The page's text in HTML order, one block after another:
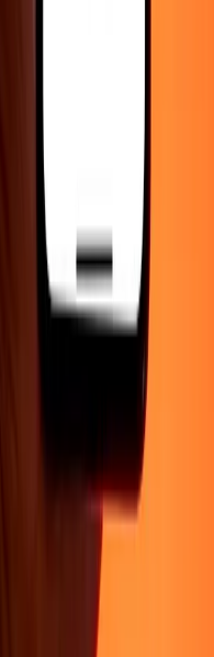
en agenteConviértete en
estratégico
Promociones
de dinero